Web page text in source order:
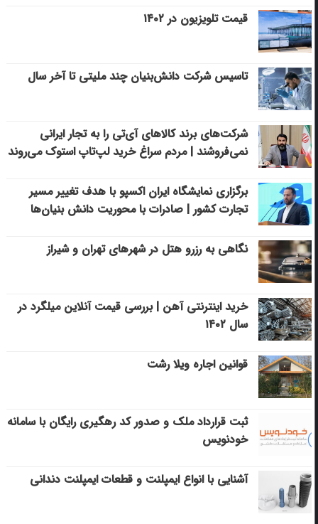
قیمت تلویزیون در ۱۴۰۲
تاسیس شرکت دانش‌بنیان چند ملیتی تا آخر سال
شرکت‌های برند کالاهای آی‌تی را به تجار ایرانی
نمی‌فروشند | مردم سراغ خرید لپ‌تاپ استوک می‌روند
برگزاری نمایشگاه ایران اکسپو با هدف تغییر مسیر
تجارت کشور | صادرات با محوریت دانش بنیان‌ها
نگاهی به رزرو هتل در شهرهای تهران و شیراز
خرید اینترنتی آهن | بررسی قیمت آنلاین میلگرد در
سال ۱۴۰۲
قوانین اجاره ویلا رشت
ثبت قرارداد ملک و صدور کد رهگیری رایگان با سامانه
خودنویس
آشنایی با انواع ایمپلنت و قطعات ایمپلنت دندانی